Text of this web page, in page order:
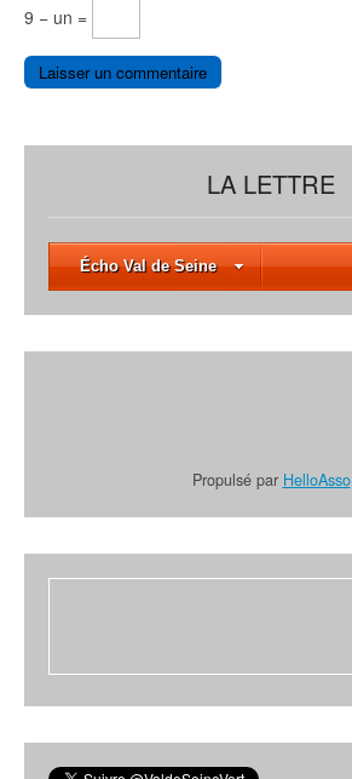
9 − un =
LA LETTRE
Écho Val de Seine
Propulsé par HelloAsso